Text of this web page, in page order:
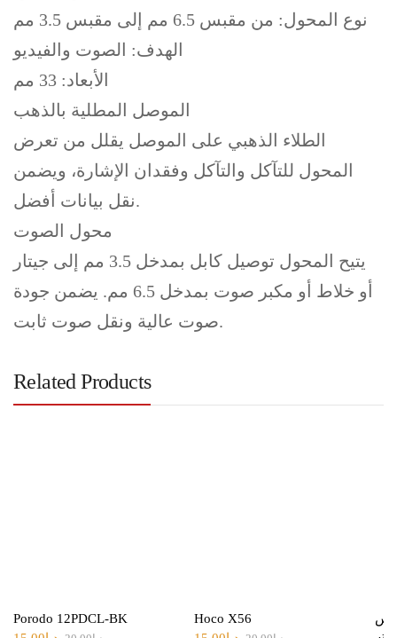
نوع المحول: من مقبس 6.5 مم إلى مقبس 3.5 مم
الهدف: الصوت والفيديو
الأبعاد: 33 مم
الموصل المطلية بالذهب
الطلاء الذهبي على الموصل يقلل من تعرض
المحول للتآكل والتآكل وفقدان الإشارة، ويضمن
نقل بيانات أفضل.
محول الصوت
يتيح المحول توصيل كابل بمدخل 3.5 مم إلى جيتار
أو خلاط أو مكبر صوت بمدخل 6.5 مم. يضمن جودة
صوت عالية ونقل صوت ثابت.
Related Products
Porodo 12PDCL-BK Hoco X56
إس